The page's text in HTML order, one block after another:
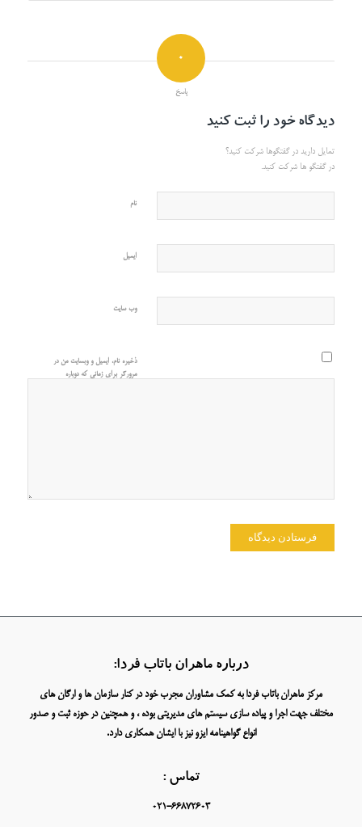
0
پاسخ
دیدگاه خود را ثبت کنید
تمایل دارید در گفتگوها شرکت کنید؟
در گفتگو ها شرکت کنید.
نام
ایمیل
وب‌ سایت
ذخیره نام، ایمیل و وبسایت من در
مرورگر برای زمانی که دوباره
درباره ماهران باتاب فردا:
مرکز ماهران باتاب فردا به کمک مشاوران مجرب خود در کنار سازمان ها و ارگان های
مختلف جهت اجرا و پیاده سازی سیستم های مدیریتی بوده ، و همچنین در حوزه ثبت و صدور
انواع گواهینامه ایزو نیز با ایشان همکاری دارد.
تماس :
021-66872603